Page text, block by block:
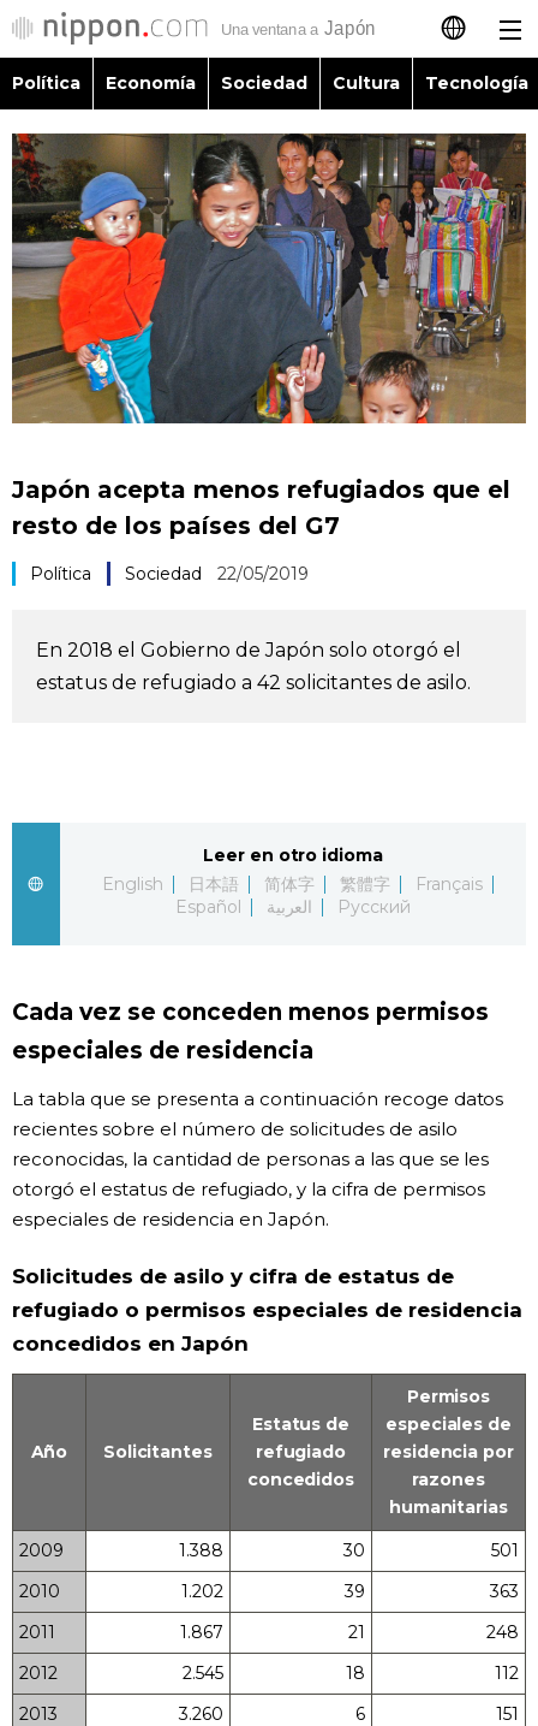
日本語
English
简体字
繁體字
Français
العربية
Política
Economía
Sociedad
Tecnología
Vida
Guía de Japón
Fragmentos de Japón
Gente
Blog
Avisos
official SNS
Política Economía Sociedad Cultura Tecnología
Japón acepta menos refugiados que el
resto de los países del G7
Política Sociedad 22/05/2019
En 2018 el Gobierno de Japón solo otorgó el
estatus de refugiado a 42 solicitantes de asilo.
Leer en otro idioma
English
日本語 简体字 繁體字
Français
Español
العربية Русский
Cada vez se conceden menos permisos
especiales de residencia
La tabla que se presenta a continuación recoge datos
recientes sobre el número de solicitudes de asilo
reconocidas, la cantidad de personas a las que se les
otorgó el estatus de refugiado, y la cifra de permisos
especiales de residencia en Japón.
Solicitudes de asilo y cifra de estatus de
refugiado o permisos especiales de residencia
concedidos en Japón
Año Solicitantes
Estatus de
refugiado
concedidos
Permisos
especiales de
residencia por
razones
humanitarias
2009
1.388 30
501
2010
1.202 39
363
2011
1.867 21
248
2012
2.545 18
112
2013
3.260 6
151